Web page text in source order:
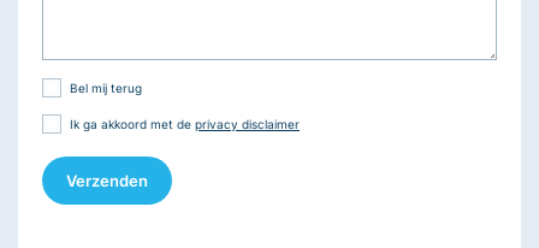
CallMeBack
Bel mij terug
ConsentIk ga akkoord met de privacy disclaimer
Verzenden